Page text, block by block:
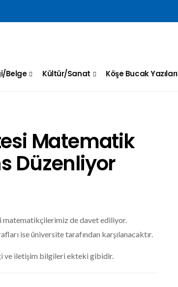
Belge Kültür/Sanat Köşe Bucak Yazıları
Matematik
Düzenliyor
matematikçilerimiz de davet ediliyor.
ise üniversite tarafından karşılanacaktır.
ve iletişim bilgileri ekteki gibidir.